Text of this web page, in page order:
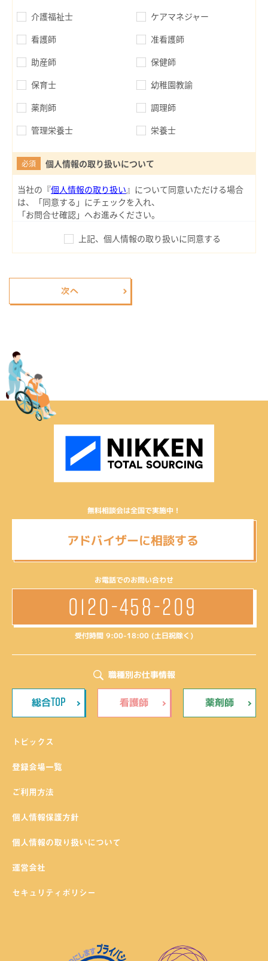
介護福祉士
ケアマネジャー
看護師
准看護師
助産師
保健師
保育士
幼稚園教諭
薬剤師
調理師
管理栄養士
栄養士
必須 個人情報の取り扱いについて
当社の『個人情報の取り扱い』について同意いただける場合
は、「同意する」にチェックを入れ、
「お問合せ確認」へお進みください。
上記、個人情報の取り扱いに同意する
無料相談会は全国で実施中！
アドバイザーに相談する
お電話でのお問い合わせ
0120-458-209
受付時間 9:00-18:00 (土日祝除く)
職種別お仕事情報
総合TOP 看護師 薬剤師
トピックス
登録会場一覧
ご利用方法
個人情報保護方針
個人情報の取り扱いについて
運営会社
セキュリティポリシー